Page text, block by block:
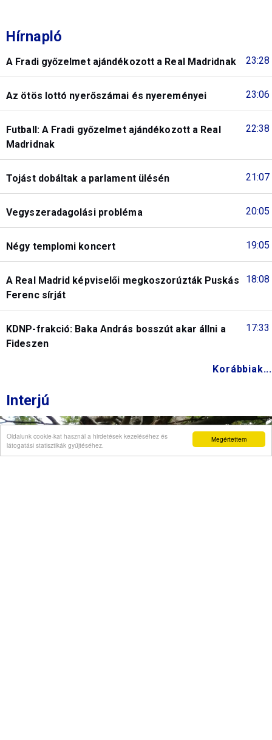
Megértettem
Oldalunk cookie-kat használ a hirdetések kezeléséhez és
látogatási statisztikák gyűjtéséhez.
Hírnapló
23:28
A Fradi győzelmet ajándékozott a Real Madridnak
23:06
Az ötös lottó nyerőszámai és nyereményei
22:38
Futball: A Fradi győzelmet ajándékozott a Real
Madridnak
21:07
Tojást dobáltak a parlament ülésén
20:05
Vegyszeradagolási probléma
19:05
Négy templomi koncert
18:08
A Real Madrid képviselői megkoszorúzták Puskás
Ferenc sírját
17:33
KDNP-frakció: Baka András bosszút akar állni a
Fideszen
Korábbiak...
Interjú